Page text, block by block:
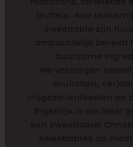
truffels. Alle
sweettable zijn
ambachtelijk bereidt
duurzame
We verzorgen
bruiloften,
vrijgezellenfeesten en
Eigenlijk is elk feest
een sweettable!
sweettables op